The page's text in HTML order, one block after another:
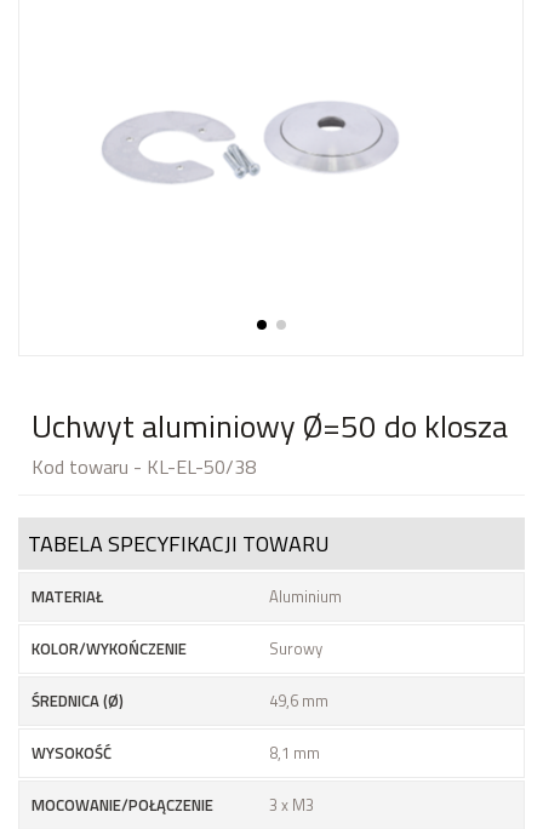
Uchwyt aluminiowy Ø=50 do klosza
Kod towaru - KL-EL-50/38
TABELA SPECYFIKACJI TOWARU
MATERIAŁ Aluminium
KOLOR/WYKOŃCZENIE Surowy
ŚREDNICA (Ø) 49,6 mm
WYSOKOŚĆ 8,1 mm
MOCOWANIE/POŁĄCZENIE 3 x M3